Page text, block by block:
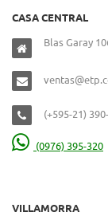
CASA CENTRAL
Blas Garay
(+595-21)
(0976) 395-320
VILLAMORRA